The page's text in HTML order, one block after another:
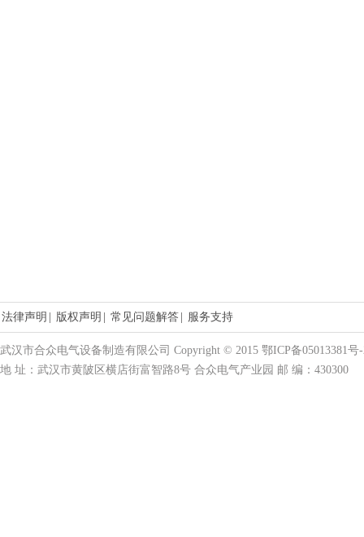
法律声明 版权声明 常见问题解答 服务支持
武汉市合众电气设备制造有限公司 Copyright © 2015 鄂ICP备05013381号
地 址：武汉市黄陂区横店街富智路8号 合众电气产业园 邮 编：430300